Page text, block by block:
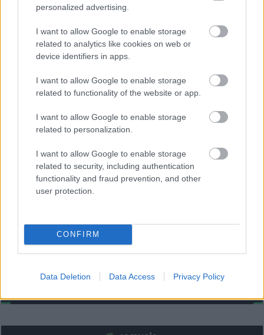
personalized advertising.
I want to allow Google to enable storage
related to analytics like cookies on web or
device identifiers in apps.
I want to allow Google to enable storage
related to functionality of the website or app.
I want to allow Google to enable storage
related to personalization.
I want to allow Google to enable storage
related to security, including authentication
functionality and fraud prevention, and other
user protection.
CONFIRM
Data Deletion Data Access Privacy Policy
Promedia 4,40 puntos en una temporada en la que ha
Álvaro Rodríguez (Elche, delantero, 2.010.000)
El delantero uruguayo marcó en la ultima jornada su primer
gol de la temporada y logró 11 puntos Comunio, su mejor
siga cómo titular en los próximos encuentros de los
franjiverdes, dejando en el banquillo a André Silva. Álvaro
es de 2 millones de euros.
¿Aún no juegas a Comunio? Regístrate, ¡gratis!